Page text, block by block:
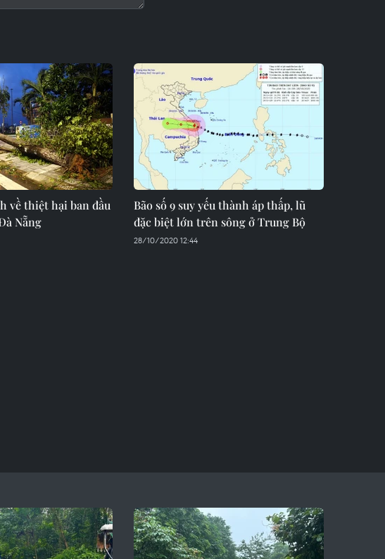
về thiệt hại ban đầu
Nẵng
Bão số 9 suy yếu thành áp thấp, lũ
đặc biệt lớn trên sông ở Trung Bộ
28/10/2020 12:44